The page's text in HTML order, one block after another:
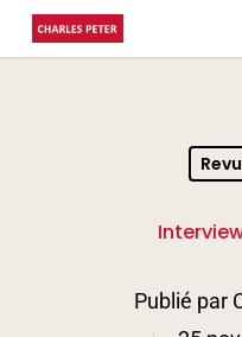
Skip
to
Publié par